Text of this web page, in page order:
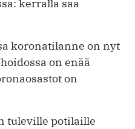
kerralla saa
koronatilanne on nyt
on enää
on
tuleville ­potilaille